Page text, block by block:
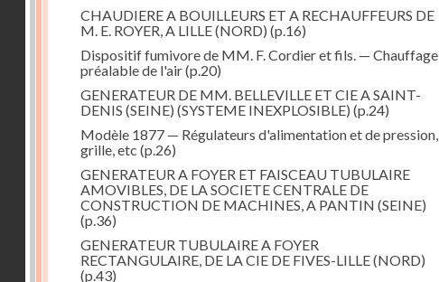
CHAUDIERE A BOUILLEURS ET A RECHAUFFEURS DE
M. E. ROYER, A LILLE (NORD) (p.16)
Dispositif fumivore de MM. F. Cordier et fils. — Chauffage
préalable de l'air(p.20)
GENERATEUR DE MM. BELLEVILLE ET CIE A SAINT-
DENIS (SEINE) (SYSTEME INEXPLOSIBLE) (p.24)
Modèle 1877 — Régulateurs d'alimentation et de pression,
grille, etc (p.26)
GENERATEUR A FOYER ET FAISCEAU TUBULAIRE
AMOVIBLES, DE LA SOCIETE CENTRALE DE
CONSTRUCTION DE MACHINES, A PANTIN (SEINE)
(p.36)
GENERATEUR TUBULAIRE A FOYER
RECTANGULAIRE, DE LA CIE DE FIVES-LILLE (NORD)
(p.43)